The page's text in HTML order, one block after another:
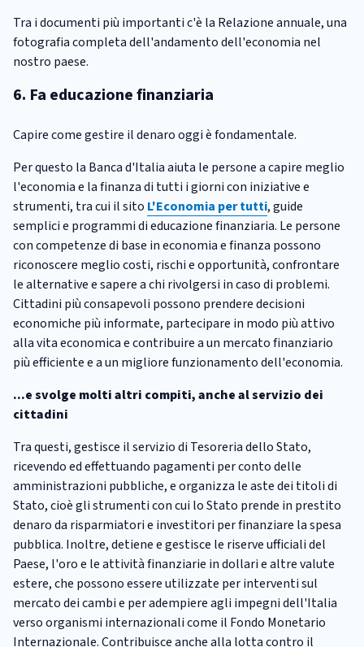
Tra i documenti più importanti c'è la Relazione annuale, una
fotografia completa dell'andamento dell'economia nel
nostro paese.
6. Fa educazione finanziaria
Capire come gestire il denaro oggi è fondamentale.
Per questo la Banca d'Italia aiuta le persone a capire meglio
l'economia e la finanza di tutti i giorni con iniziative e
strumenti, tra cui il sito L'Economia per tutti, guide
semplici e programmi di educazione finanziaria. Le persone
con competenze di base in economia e finanza possono
riconoscere meglio costi, rischi e opportunità, confrontare
le alternative e sapere a chi rivolgersi in caso di problemi.
Cittadini più consapevoli possono prendere decisioni
economiche più informate, partecipare in modo più attivo
alla vita economica e contribuire a un mercato finanziario
più efficiente e a un migliore funzionamento dell'economia.
...e svolge molti altri compiti, anche al servizio dei
cittadini
Tra questi, gestisce il servizio di Tesoreria dello Stato,
ricevendo ed effettuando pagamenti per conto delle
amministrazioni pubbliche, e organizza le aste dei titoli di
Stato, cioè gli strumenti con cui lo Stato prende in prestito
denaro da risparmiatori e investitori per finanziare la spesa
pubblica. Inoltre, detiene e gestisce le riserve ufficiali del
Paese, l'oro e le attività finanziarie in dollari e altre valute
estere, che possono essere utilizzate per interventi sul
mercato dei cambi e per adempiere agli impegni dell'Italia
verso organismi internazionali come il Fondo Monetario
Internazionale. Contribuisce anche alla lotta contro il